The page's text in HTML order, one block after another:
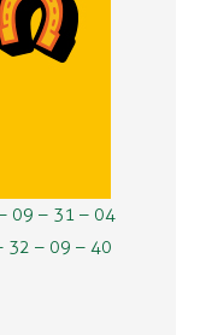
09 – 31 – 04
32 – 09 – 40